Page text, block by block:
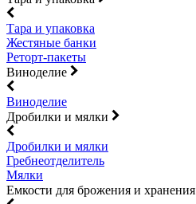
Тара и упаковка
Жестяные банки
Реторт-пакеты
Виноделие
Виноделие
Дробилки и мялки
Дробилки и мялки
Гребнеотделитель
Мялки
Емкости для брожения и хранения